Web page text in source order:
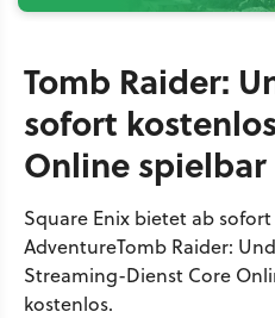
Tomb Raider:
sofort
Online spielbar
Square Enix bietet ab
AdventureTomb Raider:
Streaming-Dienst Core
kostenlos.